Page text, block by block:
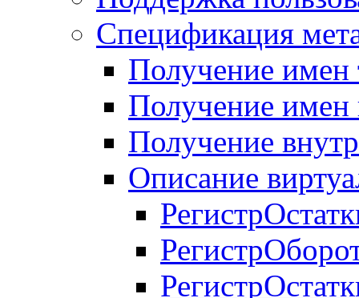
Спецификация
Получение имен
Получение имен
Получение
Описание